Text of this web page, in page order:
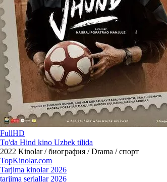
FullHD
To'da Hind kino Uzbek tilida
2022 Kinolar / биография / Drama / спорт
TopKinolar.com
Tarjima kinolar 2026
tarjima seriallar 2026